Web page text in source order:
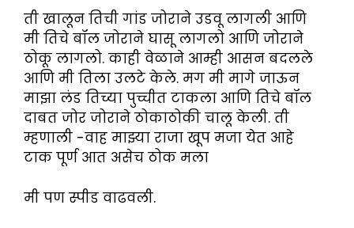
ती खालून तिची गांड जोराने उडवू लागली आणि
मी तिचे बॉल जोराने घासू लागलो आणि जोराने
ठोकू लागलो. काही वेळाने आम्ही आसन बदलले
आणि मी तिला उलटे केले. मग मी मागे जाऊन
माझा लंड तिच्या पुच्चीत टाकला आणि तिचे बॉल
दाबत जोर जोराने ठोकाठोकी चालू केली. ती
म्हणाली -वाह माझ्या राजा खूप मजा येत आहे
टाक पूर्ण आत असेच ठोक मला
मी पण स्पीड वाढवली.